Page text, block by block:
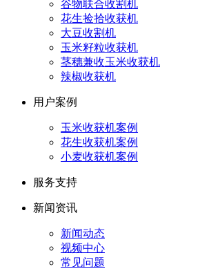
谷物联合收割机
花生捡拾收获机
大豆收割机
玉米籽粒收获机
茎穗兼收玉米收获机
辣椒收获机
用户案例
玉米收获机案例
花生收获机案例
小麦收获机案例
服务支持
新闻资讯
新闻动态
视频中心
常见问题